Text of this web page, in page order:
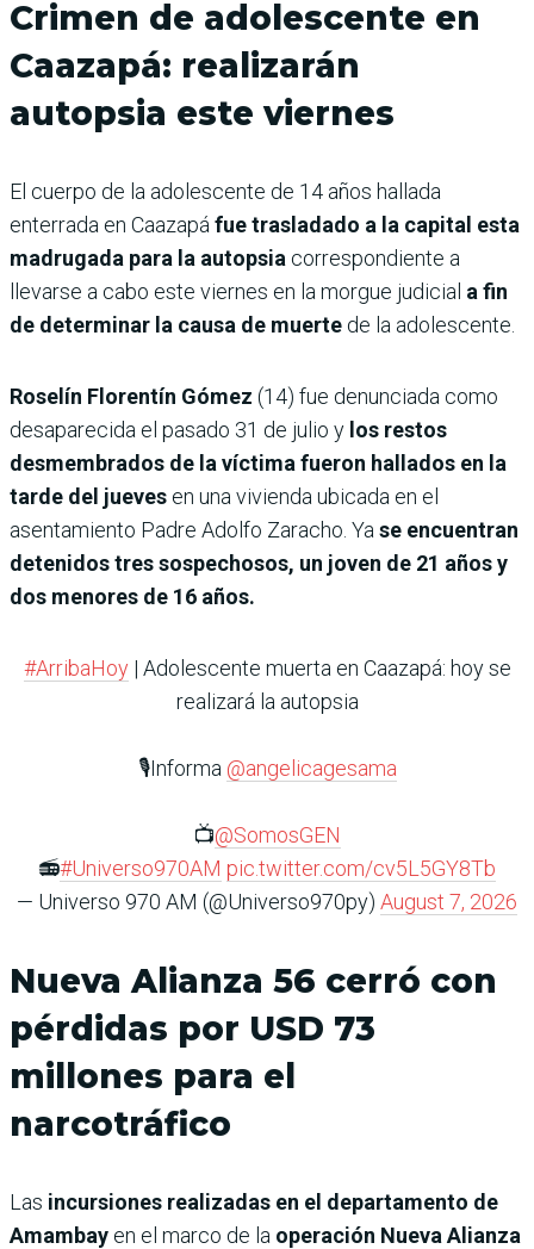
Crimen de adolescente en
Caazapá: realizarán
autopsia este viernes
El cuerpo de la adolescente de 14 años hallada
enterrada en Caazapá fue trasladado a la capital esta
madrugada para la autopsia correspondiente a
llevarse a cabo este viernes en la morgue judicial a fin
de determinar la causa de muerte de la adolescente.
Roselín Florentín Gómez (14) fue denunciada como
desaparecida el pasado 31 de julio y los restos
desmembrados de la víctima fueron hallados en la
tarde del jueves en una vivienda ubicada en el
asentamiento Padre Adolfo Zaracho. Ya se encuentran
detenidos tres sospechosos, un joven de 21 años y
dos menores de 16 años.
#ArribaHoy| Adolescente muerta en Caazapá: hoy se
realizará la autopsia
🎙️Informa @angelicagesama
📺@SomosGEN
📻#Universo970AM pic.twitter.com/cv5L5GY8Tb
— Universo 970 AM (@Universo970py) August 7, 2026
Nueva Alianza 56 cerró con
pérdidas por USD 73
millones para el
narcotráfico
Las incursiones realizadas en el departamento de
Amambay en el marco de la operación Nueva Alianza